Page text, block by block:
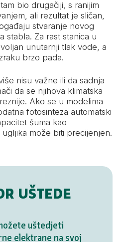
bio drugačiji, s ranijim
ali rezultat je sličan,
stvaranje novog
stabla. Za rast stanica u
unutarnji tlak vode, a
brzo pada.
nisu važne ili da sadnja
da se njihova klimatska
Ako se u modelima
fotosinteza automatski
šuma kao
može biti precijenjen.